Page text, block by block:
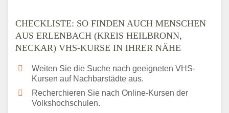
CHECKLISTE: SO FINDEN AUCH MENSCHEN
AUS ERLENBACH (KREIS HEILBRONN,
NECKAR) VHS-KURSE IN IHRER NÄHE
Weiten Sie die Suche nach geeigneten VHS-
Kursen auf Nachbarstädte aus.
Recherchieren Sie nach Online-Kursen der
Volkshochschulen.